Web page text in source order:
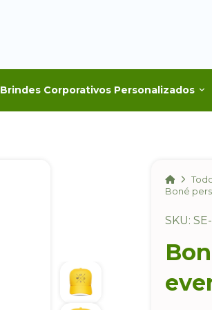
Brindes Corporativos Personalizados
Home
Boné
SKU: